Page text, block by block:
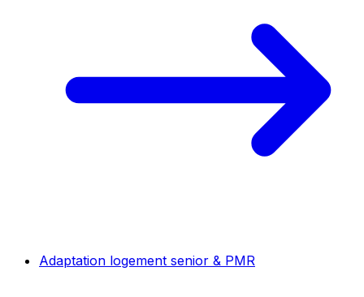
Adaptation logement senior & PMR